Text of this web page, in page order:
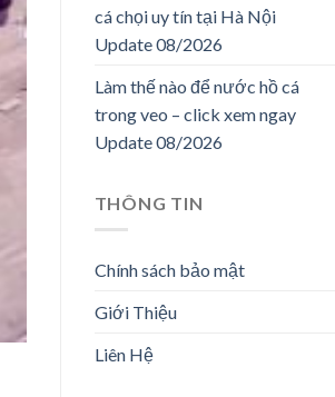
cá chọi uy tín tại Hà Nội
Update 08/2026
Làm thế nào để nước hồ cá
trong veo – click xem ngay
Update 08/2026
THÔNG TIN
Chính sách bảo mật
Giới Thiệu
Liên Hệ